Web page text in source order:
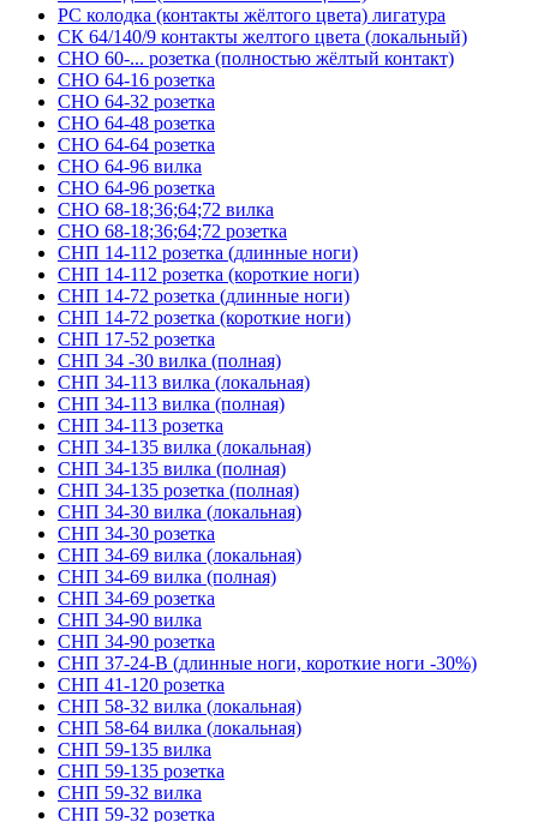
РС колодка (контакты жёлтого цвета) лигатура
СК 64/140/9 контакты желтого цвета (локальный)
СНО 60-... розетка (полностью жёлтый контакт)
СНО 64-16 розетка
СНО 64-32 розетка
СНО 64-48 розетка
СНО 64-64 розетка
СНО 64-96 вилка
СНО 64-96 розетка
СНО 68-18;36;64;72 вилка
СНО 68-18;36;64;72 розетка
СНП 14-112 розетка (длинные ноги)
СНП 14-112 розетка (короткие ноги)
СНП 14-72 розетка (длинные ноги)
СНП 14-72 розетка (короткие ноги)
СНП 17-52 розетка
СНП 34 -30 вилка (полная)
СНП 34-113 вилка (локальная)
СНП 34-113 вилка (полная)
СНП 34-113 розетка
СНП 34-135 вилка (локальная)
СНП 34-135 вилка (полная)
СНП 34-135 розетка (полная)
СНП 34-30 вилка (локальная)
СНП 34-30 розетка
СНП 34-69 вилка (локальная)
СНП 34-69 вилка (полная)
СНП 34-69 розетка
СНП 34-90 вилка
СНП 34-90 розетка
СНП 37-24-В (длинные ноги, короткие ноги -30%)
СНП 41-120 розетка
СНП 58-32 вилка (локальная)
СНП 58-64 вилка (локальная)
СНП 59-135 вилка
СНП 59-135 розетка
СНП 59-32 вилка
СНП 59-32 розетка